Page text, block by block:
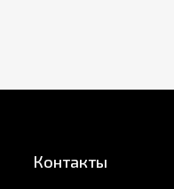
Контакты